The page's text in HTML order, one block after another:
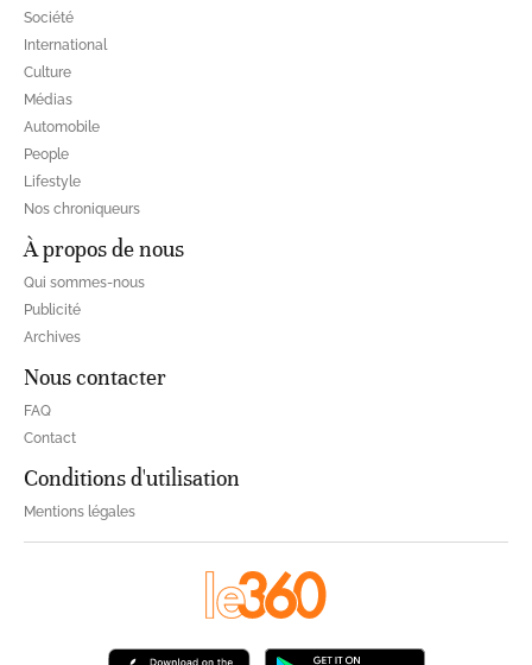
Société
International
Culture
Médias
Automobile
People
Lifestyle
Nos chroniqueurs
À propos de nous
Qui sommes-nous
Publicité
Archives
Nous contacter
FAQ
Contact
Conditions d'utilisation
Mentions légales